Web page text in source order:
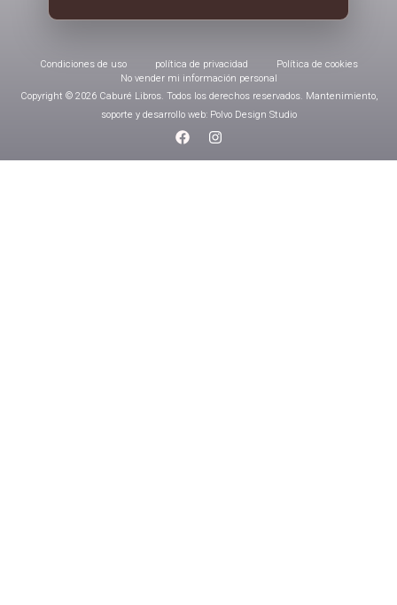
Condiciones de uso política de privacidad
Política de cookies
No vender mi información personal
Copyright © 2026 Caburé Libros. Todos los derechos reservados. Mantenimiento,
soporte y desarrollo web: Polvo Design Studio